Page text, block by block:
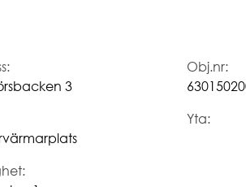
3
Obj.nr:
Yta: